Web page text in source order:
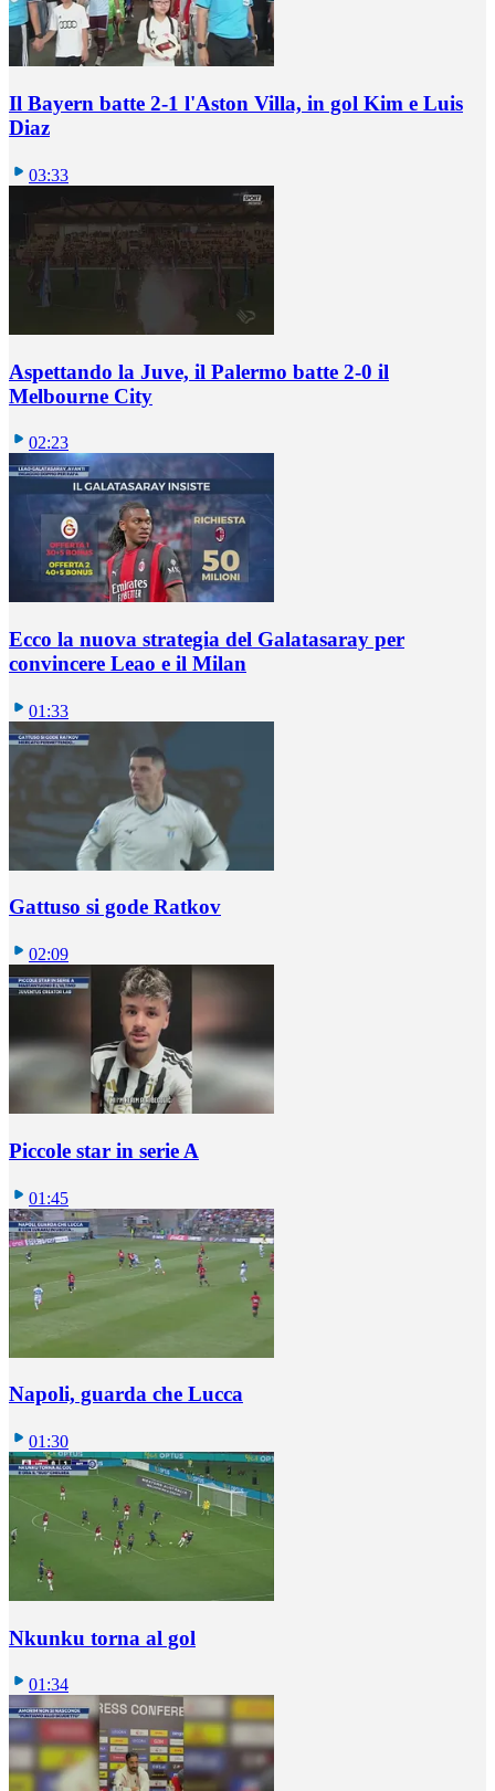
Il Bayern batte 2-1 l'Aston Villa, in gol Kim e Luis
Diaz
03:33
Aspettando la Juve, il Palermo batte 2-0 il
Melbourne City
02:23
Ecco la nuova strategia del Galatasaray per
convincere Leao e il Milan
01:33
Gattuso si gode Ratkov
02:09
Piccole star in serie A
01:45
Napoli, guarda che Lucca
01:30
Nkunku torna al gol
01:34